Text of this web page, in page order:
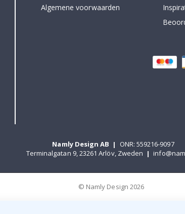
Algemene voorwaarden
Namly Design AB |
ONR: 559216-9097
Terminalgatan 9, 23261 Arlöv, Zweden |
© Namly Design 2026